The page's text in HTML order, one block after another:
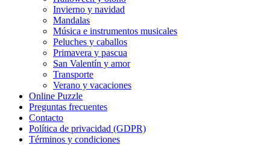
Peluches y caballos
Primavera y pascua
San Valentín y amor
Verano y vacaciones
Libros para colorear para niños
Nezaradené
Invierno y navidad
Mandalas
Música e instrumentos musicales
Peluches y caballos
Primavera y pascua
San Valentín y amor
Transporte
Verano y vacaciones
Online Puzzle
Preguntas frecuentes
Contacto
Política de privacidad (GDPR)
Términos y condiciones